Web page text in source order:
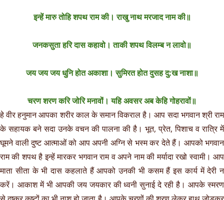
इन्हें मारु तोहि शपथ राम की। राखु नाथ मरजाद नाम की॥
जनकसुता हरि दास कहावो। ताकी शपथ विलम्ब न लावो॥
जय जय जय धुनि होत अकाशा। सुमिरत होत दुसह दु:ख नाशा॥
चरण शरण करि जोरि मनावों। यहि अवसर अब केहि गोहरावों॥
हे वीर हनुमान आपका शरीर काल के समान विकराल है। आप सदा भगवान श्री राम
के सहायक बने सदा उनके वचन की पालना की है। भूत, प्रेत, पिशाच व रात्रि में
घूमने वाली दुष्ट आत्माओं को आप अपनी अग्नि से भस्म कर देते हैं। आपको भगवान
राम की शपथ है इन्हें मारकर भगवान राम व अपने नाम की मर्यादा रखो स्वामी। आप
माता सीता के भी दास कहलाते हैं आपको उनकी भी कसम हैं इस कार्य में देरी न
करें। आकाश में भी आपकी जय जयकार की ध्वनी सुनाई दे रही है। आपके स्मरण